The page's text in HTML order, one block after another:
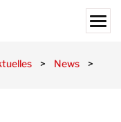
> News >